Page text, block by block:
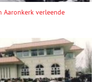
Aaronkerk verleende